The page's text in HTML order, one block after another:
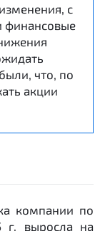
с
финансовые
что, по
акции
компании по
выросла на